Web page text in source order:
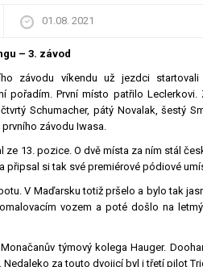
01.08. 2021
– 3. závod
závodu víkendu už jezdci
pořadím. První místo patřilo Leclerkovi.
Schumacher, pátý Novalak, šestý
závodu Iwasa.
13. pozice. O dvě místa za ním stál
si tak své premiérové pódiové
V Maďarsku totiž pršelo a bylo tak
vozem a poté došlo na
týmový kolega Hauger.
za touto dvojicí byl i třetí pilot